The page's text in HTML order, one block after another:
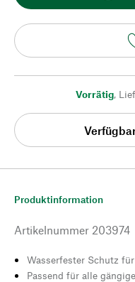
Vorrätig,
Produktinformation
Artikelnummer 203974
Wasserfester Schutz
Passend für alle